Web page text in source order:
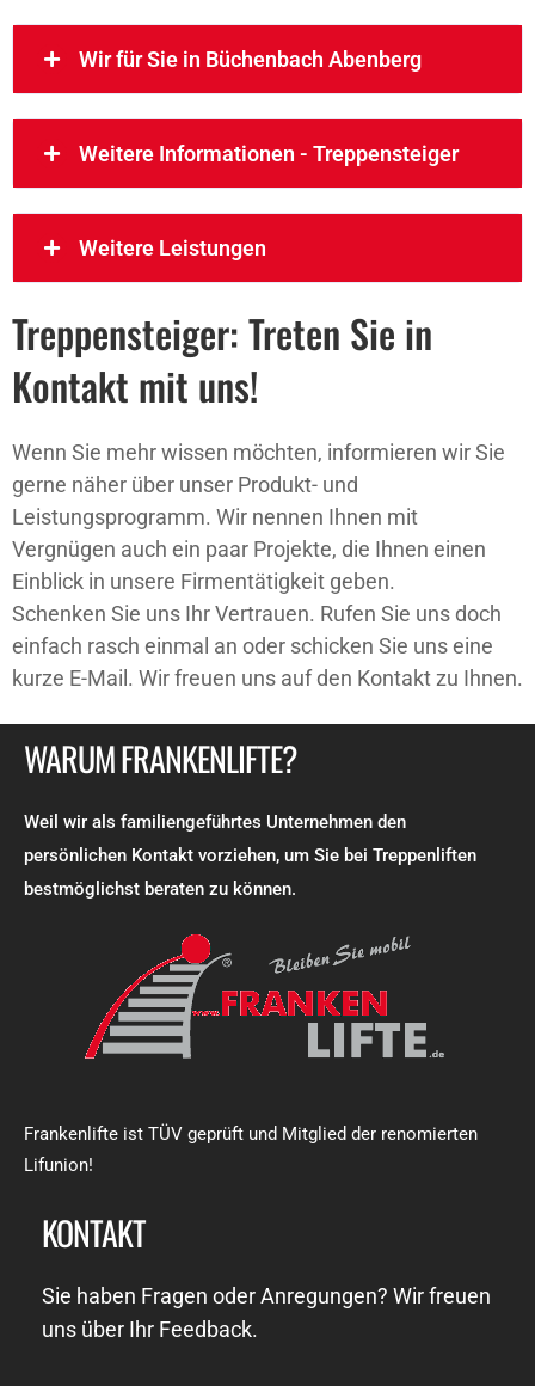
Wir für Sie in Büchenbach Abenberg
Weitere Informationen - Treppensteiger
Weitere Leistungen
Treppensteiger: Treten Sie in
Kontakt mit uns!
Wenn Sie mehr wissen möchten, informieren wir Sie
gerne näher über unser Produkt- und
Leistungsprogramm. Wir nennen Ihnen mit
Vergnügen auch ein paar Projekte, die Ihnen einen
Einblick in unsere Firmentätigkeit geben.
Schenken Sie uns Ihr Vertrauen. Rufen Sie uns doch
einfach rasch einmal an oder schicken Sie uns eine
kurze E-Mail. Wir freuen uns auf den Kontakt zu Ihnen.
WARUM FRANKENLIFTE?
Weil wir als familiengeführtes Unternehmen den
persönlichen Kontakt vorziehen, um Sie bei Treppenliften
bestmöglichst beraten zu können.
Frankenlifte ist TÜV geprüft und Mitglied der renomierten
Lifunion!
KONTAKT
Sie haben Fragen oder Anregungen? Wir freuen
uns über Ihr Feedback.